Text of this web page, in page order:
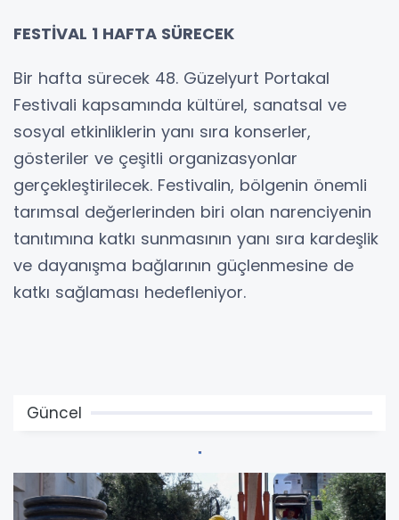
FESTİVAL 1 HAFTA SÜRECEK
Bir hafta sürecek 48. Güzelyurt Portakal
Festivali kapsamında kültürel, sanatsal ve
sosyal etkinliklerin yanı sıra konserler,
gösteriler ve çeşitli organizasyonlar
gerçekleştirilecek. Festivalin, bölgenin önemli
tarımsal değerlerinden biri olan narenciyenin
tanıtımına katkı sunmasının yanı sıra kardeşlik
ve dayanışma bağlarının güçlenmesine de
katkı sağlaması hedefleniyor.
Güncel